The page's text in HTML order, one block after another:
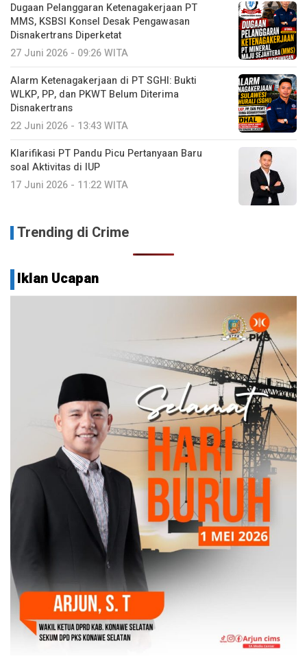
Dugaan Pelanggaran Ketenagakerjaan PT
MMS, KSBSI Konsel Desak Pengawasan
Disnakertrans Diperketat
27 Juni 2026 - 09:26 WITA
Alarm Ketenagakerjaan di PT SGHI: Bukti
WLKP, PP, dan PKWT Belum Diterima
Disnakertrans
22 Juni 2026 - 13:43 WITA
Klarifikasi PT Pandu Picu Pertanyaan Baru
soal Aktivitas di IUP
17 Juni 2026 - 11:22 WITA
Trending di Crime
Iklan Ucapan